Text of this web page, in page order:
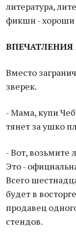
литература,
фикшн - хороши
Вместо
зверек.
- Мама, купи
тянет за ушко
- Вот, возьмите
Это -
Всего
будет в
продавец
стендов.